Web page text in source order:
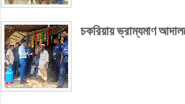
চকরিয়ায় ভ্রাম্যমাণ